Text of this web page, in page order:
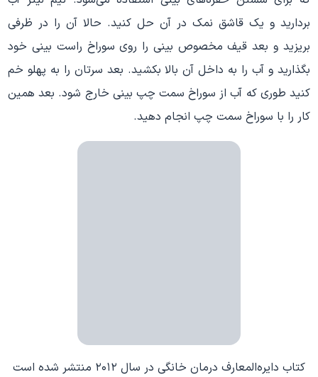
بردارید و یک قاشق نمک در آن حل کنید. حالا آن را در ظرفی
بریزید و بعد قیف مخصوص بینی را روی سوراخ راست بینی خود
بگذارید و آب را به داخل آن بالا بکشید. بعد سرتان را به پهلو خم
کنید طوری که آب از سوراخ سمت چپ بینی خارج شود. بعد همین
کار را با سوراخ سمت چپ انجام دهید.
کتاب دایره‌المعارف درمان خانگی در سال ۲۰۱۲ منتشر شده است